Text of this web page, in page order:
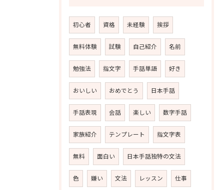
初心者 資格 未経験 挨拶
無料体験 試験 自己紹介 名前
勉強法 指文字 手話単語 好き
おいしい おめでとう 日本手話
手話表現 会話 楽しい 数字手話
家族紹介 テンプレート 指文字表
無料 面白い 日本手話独特の文法
色 嫌い 文法 レッスン 仕事